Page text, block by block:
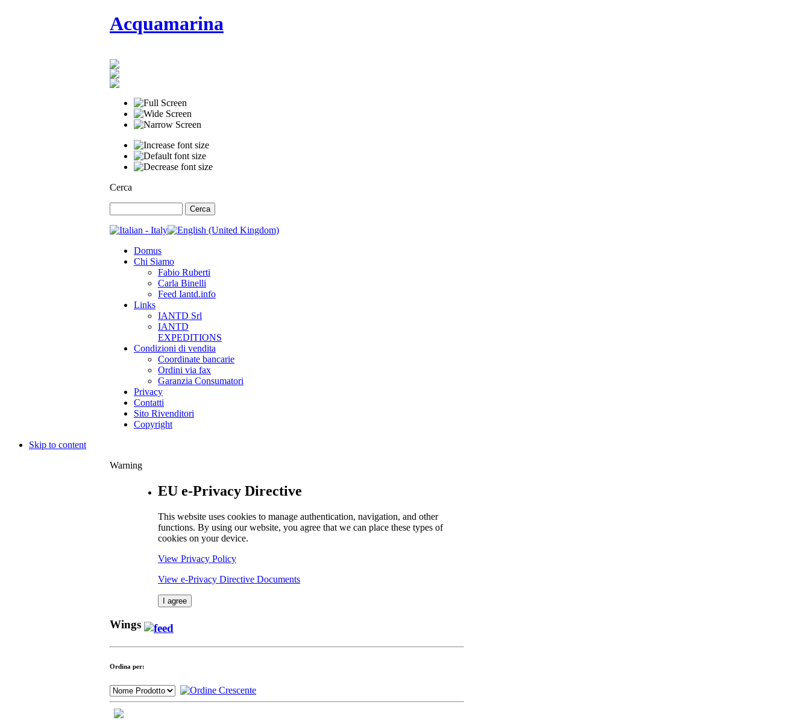
Acquamarina
Cerca
Domus
Chi Siamo
Fabio Ruberti
Carla Binelli
Feed Iantd.info
Links
IANTD Srl
IANTD
EXPEDITIONS
Condizioni di vendita
Coordinate bancarie
Ordini via fax
Garanzia Consumatori
Privacy
Contatti
Sito Rivenditori
Copyright
Skip to content
Warning
EU e-Privacy Directive
This website uses cookies to manage authentication, navigation, and other
functions. By using our website, you agree that we can place these types of
cookies on your device.
View Privacy Policy
View e-Privacy Directive Documents
I agree
Wings
Ordina per: